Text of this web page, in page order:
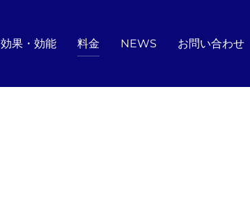
効果・効能 料金 NEWS お問い合わせ